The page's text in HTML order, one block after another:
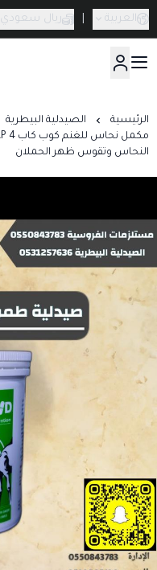
العربية ريال سعودي
الرئيسية الصيدلية البيطرية
النحاس وتقوس ظهر الحملان